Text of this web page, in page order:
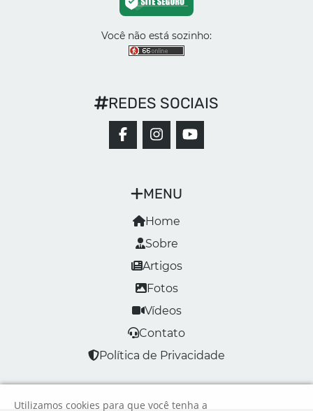
Você não está sozinho:
MENU
Home
Sobre
Artigos
Fotos
Vídeos
Contato
Política de Privacidade
REDES SOCIAIS
Utilizamos cookies para que você tenha a